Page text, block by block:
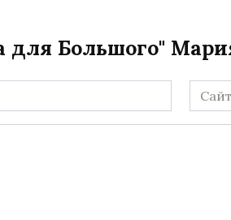
Большого"
Сайт